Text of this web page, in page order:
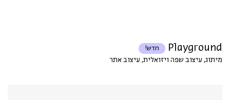
Playground
חדש!
מיתוג, עיצוב שפה ויזואלית, עיצוב אתר